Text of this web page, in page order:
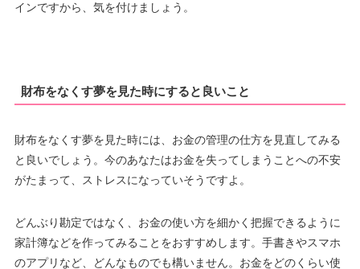
インですから、気を付けましょう。
財布をなくす夢を見た時にすると良いこと
財布をなくす夢を見た時には、お金の管理の仕方を見直してみる
と良いでしょう。今のあなたはお金を失ってしまうことへの不安
がたまって、ストレスになっていそうですよ。
どんぶり勘定ではなく、お金の使い方を細かく把握できるように
家計簿などを作ってみることをおすすめします。手書きやスマホ
のアプリなど、どんなものでも構いません。お金をどのくらい使